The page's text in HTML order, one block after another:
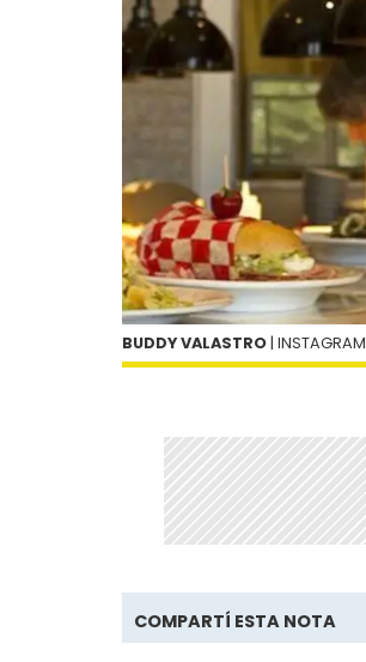
BUDDY VALASTRO | INSTAGRAM
COMPARTÍ ESTA NOTA